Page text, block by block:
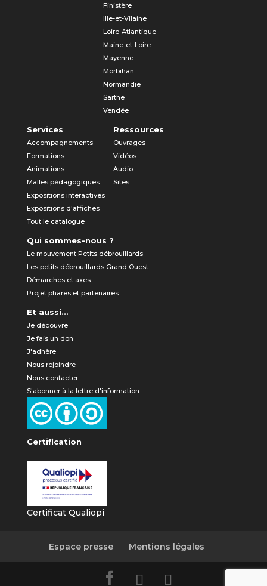
Finistère
Ille-et-Vilaine
Loire-Atlantique
Maine-et-Loire
Mayenne
Morbihan
Normandie
Sarthe
Vendée
Services
Accompagnements
Formations
Animations
Malles pédagogiques
Expositions interactives
Expositions d'affiches
Tout le catalogue
Ressources
Ouvrages
Vidéos
Audio
Sites
Qui sommes-nous ?
Le mouvement Petits débrouillards
Les petits débrouillards Grand Ouest
Démarches et axes
Projet phares et partenaires
Et aussi...
Je découvre
Je fais un don
J'adhère
Nous rejoindre
Nous contacter
S'abonner à la lettre d'information
Certification
Certificat Qualiopi
Espace presse Mentions légales